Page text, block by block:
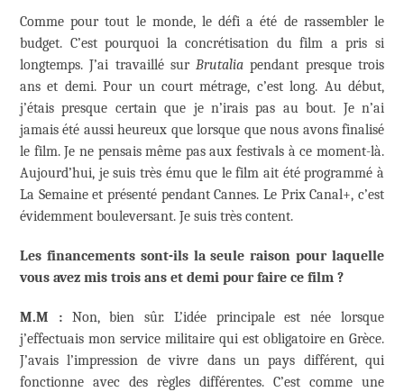
Comme pour tout le monde, le défi a été de rassembler le
budget. C’est pourquoi la concrétisation du film a pris si
longtemps. J’ai travaillé surBrutalia pendant presque trois
ans et demi. Pour un court métrage, c’est long. Au début,
j’étais presque certain que je n’irais pas au bout. Je n’ai
jamais été aussi heureux que lorsque que nous avons finalisé
le film. Je ne pensais même pas aux festivals à ce moment-là.
Aujourd’hui, je suis très ému que le film ait été programmé à
La Semaine et présenté pendant Cannes. Le Prix Canal+, c’est
évidemment bouleversant. Je suis très content.
Les financements sont-ils la seule raison pour laquelle
vous avez mis trois ans et demi pour faire ce film ?
M.M :Non, bien sûr. L’idée principale est née lorsque
j’effectuais mon service militaire qui est obligatoire en Grèce.
J’avais l’impression de vivre dans un pays différent, qui
fonctionne avec des règles différentes. C’est comme une